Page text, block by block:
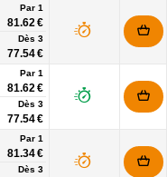
Par 1
81.62 €
Dès 3
77.54 €
Par 1
81.62 €
Dès 3
77.54 €
Par 1
81.34 €
Dès 3